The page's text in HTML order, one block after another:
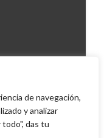
de navegación,
y analizar
das tu
2008
en México,